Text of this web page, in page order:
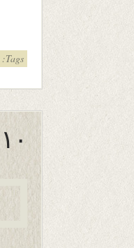
Tags:
۱۰ پاسخ به “خانۀ حباب”